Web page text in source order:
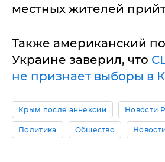
местных жителей
Также американский
Укрaине заверил, что
не признает выборы в
Крым после аннексии Новости
Политика Общество